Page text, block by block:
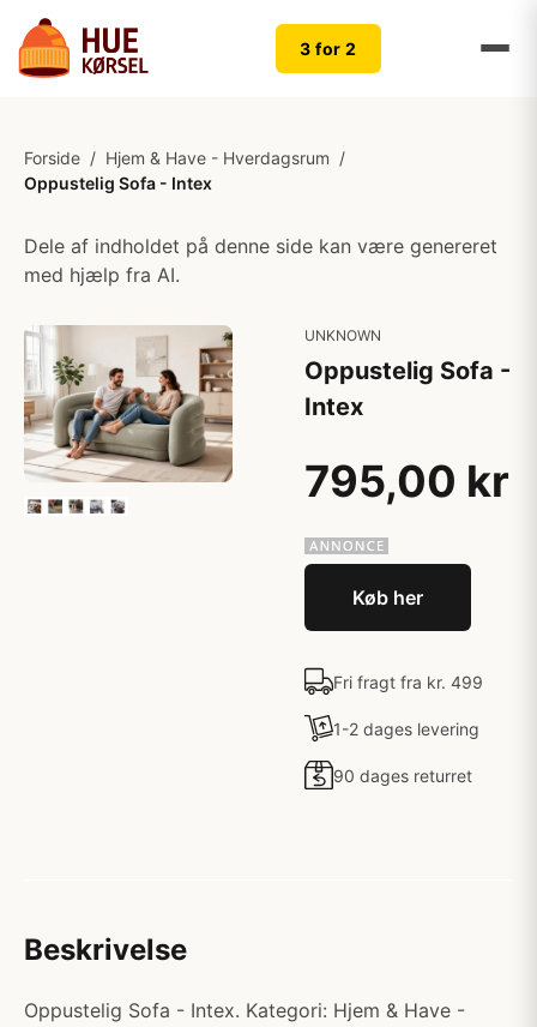
3 for 2
Forside / Hjem & Have - Hverdagsrum /
Oppustelig Sofa - Intex
Dele af indholdet på denne side kan være genereret
med hjælp fra AI.
UNKNOWN
Oppustelig Sofa -
Intex
795,00 kr
Køb her
Fri fragt fra kr. 499
1-2 dages levering
90 dages returret
Beskrivelse
Oppustelig Sofa - Intex. Kategori: Hjem & Have -